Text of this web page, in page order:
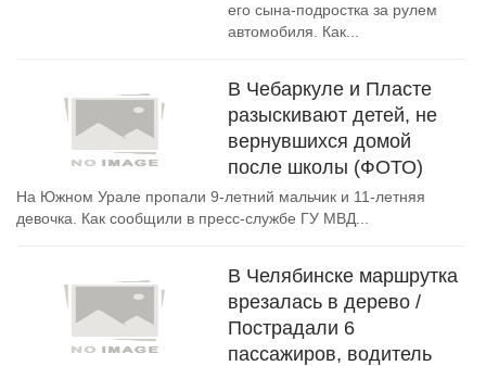
его сына-подростка за рулем
автомобиля. Как...
В Чебаркуле и Пласте
разыскивают детей, не
вернувшихся домой
после школы (ФОТО)
На Южном Урале пропали 9-летний мальчик и 11-летняя
девочка. Как сообщили в пресс-службе ГУ МВД...
В Челябинске маршрутка
врезалась в дерево /
Пострадали 6
пассажиров, водитель